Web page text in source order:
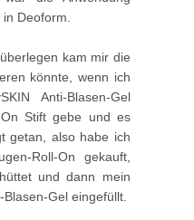
Deoform.
kam mir die
könnte, wenn ich
Anti-Blasen-Gel
Stift gebe und es
getan, also habe ich
Roll-On gekauft,
und dann mein
Gel eingefüllt.